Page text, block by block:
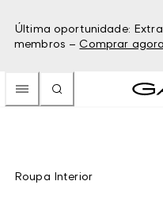
Última oportunidade:
membros – Comprar agora
Roupa Interior